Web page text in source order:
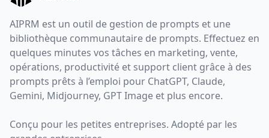
AIPRM est un outil de gestion de prompts et une
bibliothèque communautaire de prompts. Effectuez en
quelques minutes vos tâches en marketing, vente,
opérations, productivité et support client grâce à des
prompts prêts à l’emploi pour ChatGPT, Claude,
Gemini, Midjourney, GPT Image et plus encore.
Conçu pour les petites entreprises. Adopté par les